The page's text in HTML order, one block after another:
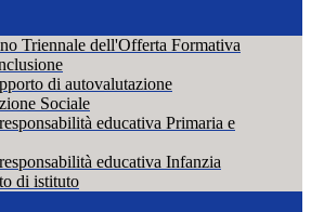
Triennale dell'Offerta Formativa
di autovalutazione
Sociale
educativa Primaria e
educativa Infanzia
di istituto